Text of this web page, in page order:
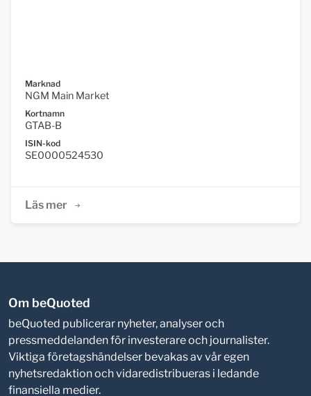
Marknad
NGM Main Market
Kortnamn
GTAB-B
ISIN-kod
SE0000524530
Läs mer
Om beQuoted
beQuoted publicerar nyheter, analyser och
pressmeddelanden för investerare och journalister.
Viktiga företagshändelser bevakas av vår egen
nyhetsredaktion och vidaredistribueras i ledande
finansiella medier.